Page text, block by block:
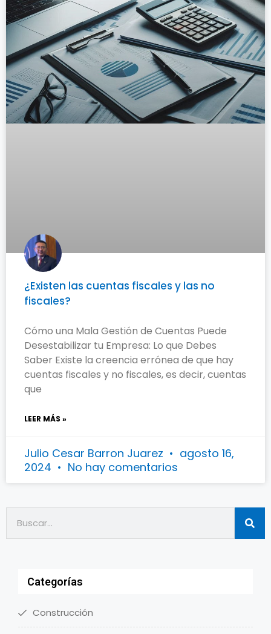
¿Existen las cuentas fiscales y las no
fiscales?
Cómo una Mala Gestión de Cuentas Puede
Desestabilizar tu Empresa: Lo que Debes
Saber Existe la creencia errónea de que hay
cuentas fiscales y no fiscales, es decir, cuentas
que
LEER MÁS »
Julio Cesar Barron Juarez
agosto 16,
2024
No hay comentarios
Categorías
Construcción